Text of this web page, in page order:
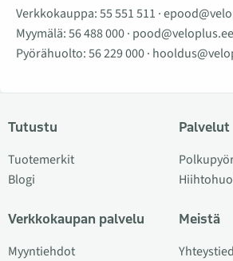
Verkkokauppa:55 551 511 ·
Myymälä:56 488 000· pood@veloplus.ee
Pyörähuolto:56 229 000·
Tutustu
Tuotemerkit
Blogi
Verkkokaupan palvelu
Myyntiehdot
Palvelut
Meistä